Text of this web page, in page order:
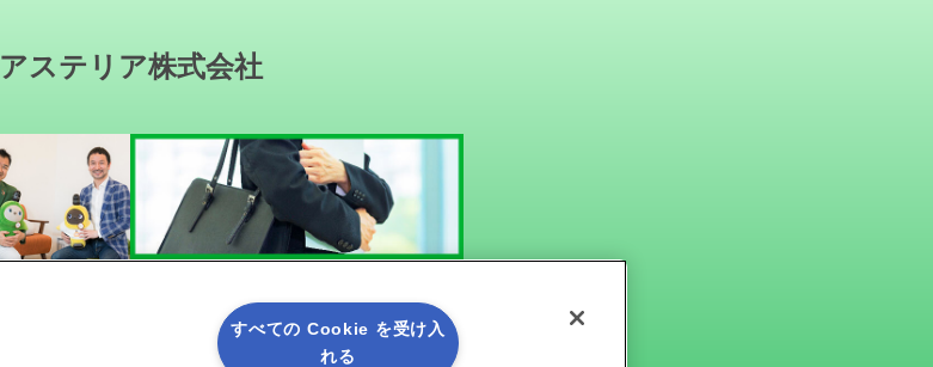
アステリア株式会社
すべての Cookie を受け入
れる